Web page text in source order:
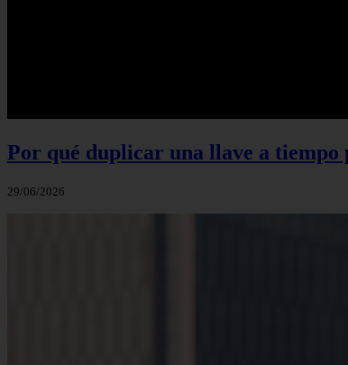
Por qué duplicar una llave a tiempo
29/06/2026